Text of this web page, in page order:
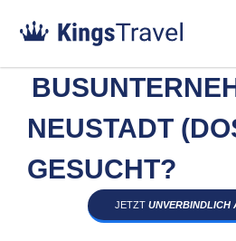
NEUSTADT
GESUCHT?
JETZT UNVERBINDLICH